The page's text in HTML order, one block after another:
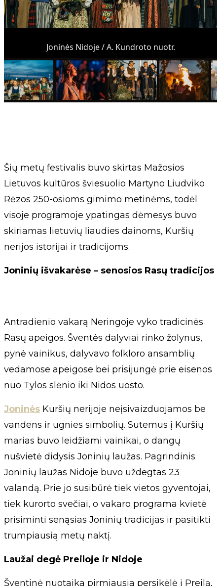
Joninės Nidoje / A. Kundroto nuotr.
Šių metų festivalis buvo skirtas Mažosios
Lietuvos kultūros šviesuolio Martyno Liudviko
Rėzos 250-osioms gimimo metinėms, todėl
visoje programoje ypatingas dėmesys buvo
skiriamas lietuvių liaudies dainoms, Kuršių
nerijos istorijai ir tradicijoms.
Joninių išvakarėse – senosios Rasų tradicijos
Antradienio vakarą Neringoje vyko tradicinės
Rasų apeigos. Šventės dalyviai rinko žolynus,
pynė vainikus, dalyvavo folkloro ansamblių
vedamose apeigose bei prisijungė prie eisenos
nuo Tylos slėnio iki Nidos uosto.
Joninės Kuršių nerijoje neįsivaizduojamos be
vandens ir ugnies simbolių. Sutemus į Kuršių
marias buvo leidžiami vainikai, o dangų
nušvietė didysis Joninių laužas. Pagrindinis
Joninių laužas Nidoje buvo uždegtas 23
valandą. Prie jo susibūrė tiek vietos gyventojai,
tiek kurorto svečiai, o vakaro programa kvietė
prisiminti senąsias Joninių tradicijas ir pasitikti
trumpiausią metų naktį.
Laužai degė Preiloje ir Nidoje
Šventinė nuotaika pirmiausia persikėlė į Preilą,